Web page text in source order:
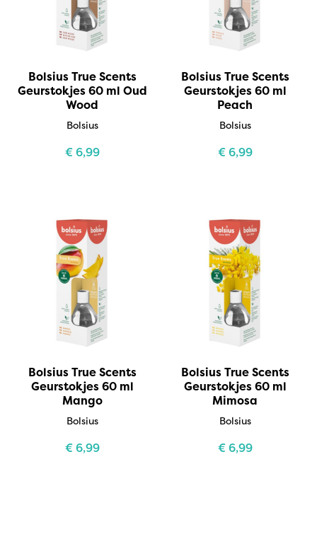
Bolsius True Scents
Geurstokjes 60 ml Oud
Wood
Bolsius
€6,99
Bolsius True Scents
Geurstokjes 60 ml
Peach
Bolsius
€6,99
Bolsius True Scents
Geurstokjes 60 ml
Mango
Bolsius
€6,99
Bolsius True Scents
Geurstokjes 60 ml
Mimosa
Bolsius
€6,99